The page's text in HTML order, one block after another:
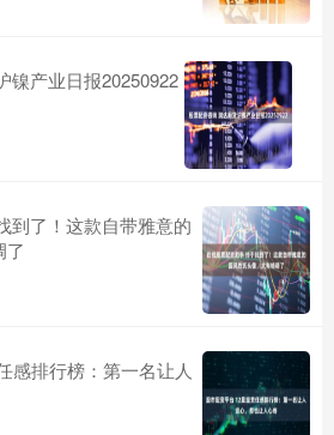
镍产业日报20250922
到了！这款自带雅意的
了
感排行榜：第一名让人